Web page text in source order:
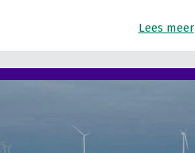
Lees meer